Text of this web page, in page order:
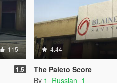
115
1.5
4.44
The Paleto Score
By 1_Russian_1